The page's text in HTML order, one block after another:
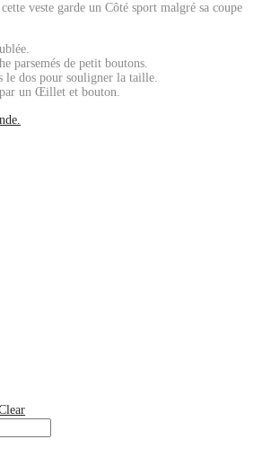
veste garde un Côté sport malgré sa coupe
parsemés de petit boutons.
le dos pour souligner la taille.
un Œillet et bouton.